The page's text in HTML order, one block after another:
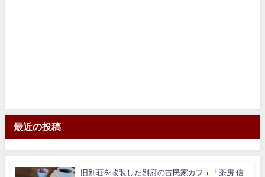
最近の投稿
旧別荘を改装した別府の古民家カフェ「茶房 信